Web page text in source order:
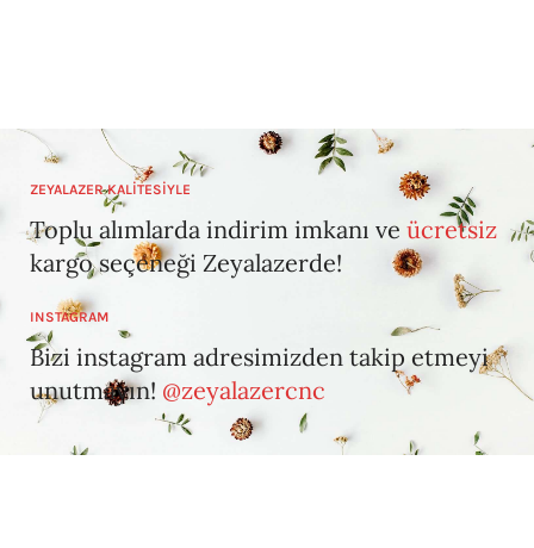
ZEYALAZER KALİTESİYLE
Toplu alımlarda indirim imkanı veücretsiz
kargo seçeneği Zeyalazerde!
INSTAGRAM
Bizi instagram adresimizden takip etmeyi
unutmayın! @zeyalazercnc